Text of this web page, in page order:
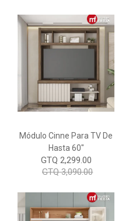
Módulo Cinne Para TV De
Hasta 60"
GTQ 2,299.00
GTQ 3,090.00